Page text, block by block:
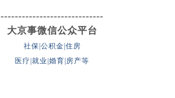
-----------------------------
大京事微信公众平台
社保|公积金|住房
医疗|就业|婚育|房产等